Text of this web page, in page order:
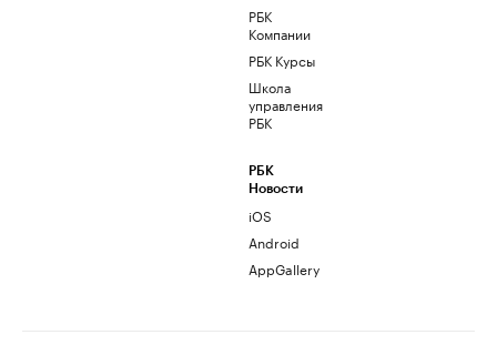
РБК
Компании
РБК Курсы
Школа
управления
РБК
РБК
Новости
iOS
Android
AppGallery